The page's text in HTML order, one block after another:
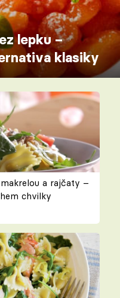
lepku –
klasiky
a rajčaty –
chvilky